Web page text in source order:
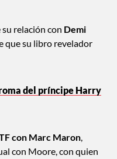
relación con Demi
que su libro revelador
del príncipe Harry
con Marc Maron,
con Moore, con quien